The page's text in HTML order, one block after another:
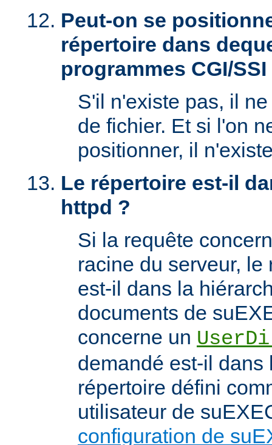
Peut-on se
répertoire dans
programmes CGI/SSI
S'il n'existe pas, il
de fichier. Et si l'on
positionner, il
Le répertoire est-il
httpd ?
Si la requête
racine du serveur,
est-il dans la
documents de
concerne un
demandé est-il dans
répertoire défini
utilisateur de
configuration de